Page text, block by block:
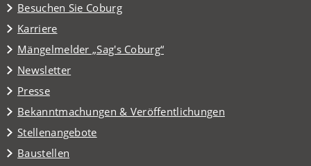
Besuchen Sie Coburg
(Öffnet
in
einem
neuen
Tab)
Karriere
Mängelmelder „Sag's Coburg“
(Öffnet
in
einem
neuen
Tab)
Newsletter
Presse
Bekanntmachungen & Veröffentlichungen
Stellenangebote
Baustellen